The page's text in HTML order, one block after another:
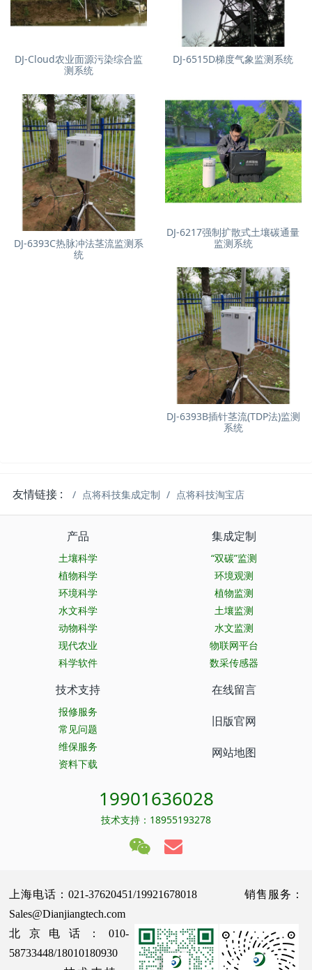
DJ-Cloud农业面源污染综合监
测系统
DJ-6515D梯度气象监测系统
DJ-6217强制扩散式土壤碳通量
监测系统
DJ-6393C热脉冲法茎流监测系
统
DJ-6393B插针茎流(TDP法)监测
系统
友情链接 : 点将科技集成定制 点将科技淘宝店
产品
土壤科学
植物科学
环境科学
水文科学
动物科学
现代农业
科学软件
集成定制
“双碳”监测
环境观测
植物监测
土壤监测
水文监测
物联网平台
数采传感器
技术支持
报修服务
常见问题
维保服务
资料下载
在线留言
旧版官网
网站地图
19901636028
技术支持：18955193278
上海电话：021-37620451/19921678018 销售服务：
Sales@Dianjiangtech.com
北京电话：010-
58733448/18010180930